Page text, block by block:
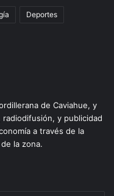
Deportes
de Caviahue, y
y publicidad
a través de la
la zona.